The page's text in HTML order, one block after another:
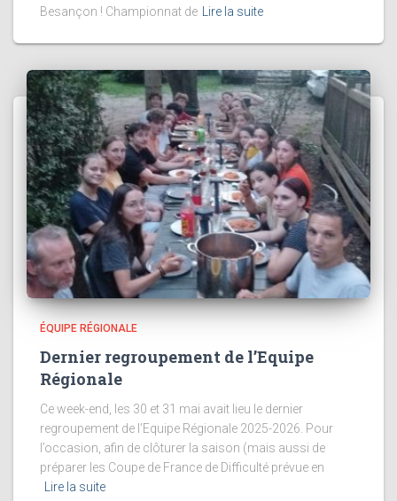
Besançon ! Championnat de
Lire la suite
ÉQUIPE RÉGIONALE
Dernier regroupement de l’Equipe
Régionale
Ce week-end, les 30 et 31 mai avait lieu le dernier
regroupement de l’Equipe Régionale 2025-2026. Pour
l’occasion, afin de clôturer la saison (mais aussi de
préparer les Coupe de France de Difficulté prévue en
Lire la suite